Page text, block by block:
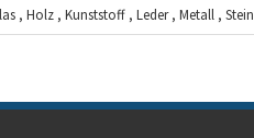
, Holz , Kunststoff , Leder , Metall , Stein